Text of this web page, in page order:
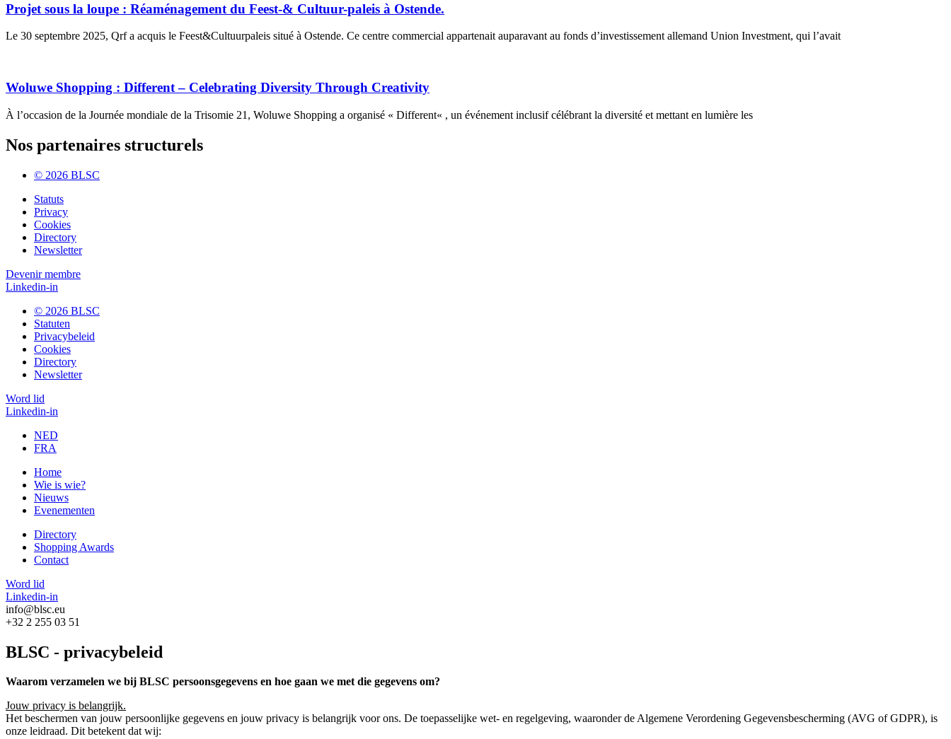
Projet sous la loupe : Réaménagement du Feest-& Cultuur-paleis à Ostende.
Le 30 septembre 2025, Qrf a acquis le Feest&Cultuurpaleis situé à Ostende. Ce centre commercial appartenait auparavant au fonds d’investissement allemand Union Investment, qui l’avait
Woluwe Shopping : Different – Celebrating Diversity Through Creativity
À l’occasion de la Journée mondiale de la Trisomie 21, Woluwe Shopping a organisé « Different« , un événement inclusif célébrant la diversité et mettant en lumière les
Nos partenaires structurels
© 2026 BLSC
Statuts
Privacy
Cookies
Directory
Newsletter
Devenir membre
Linkedin-in
© 2026 BLSC
Statuten
Privacybeleid
Cookies
Directory
Newsletter
Word lid
Linkedin-in
NED
FRA
Home
Wie is wie?
Nieuws
Evenementen
Directory
Shopping Awards
Contact
Word lid
Linkedin-in
info@blsc.eu
+32 2 255 03 51
BLSC - privacybeleid
Waarom verzamelen we bij BLSC persoonsgegevens en hoe gaan we met die gegevens om?
Jouw privacy is belangrijk.
Het beschermen van jouw persoonlijke gegevens en jouw privacy is belangrijk voor ons. De toepasselijke wet- en regelgeving, waaronder de Algemene Verordening Gegevensbescherming (AVG of GDPR), is
onze leidraad. Dit betekent dat wij: